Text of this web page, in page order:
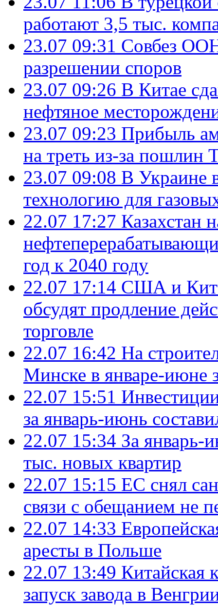
работают 3,5 тыс.
23.07 09:31 Совбез
разрешении споров
23.07 09:26 В Китае
нефтяное
23.07 09:23 Прибыль
на треть из-за пошлин
23.07 09:08 В Украине
технологию для
22.07 17:27 Казахстан
год к 2040 году
22.07 17:14 США и
обсудят продление
торговле
22.07 16:42 На
Минске в январе-июне
22.07 15:51
за январь-июнь
22.07 15:34 За январь-
тыс. новых квартир
22.07 15:15 ЕС снял
связи с обещанием не
22.07 14:33
аресты в Польше
22.07 13:49 Китайская
запуск завода в